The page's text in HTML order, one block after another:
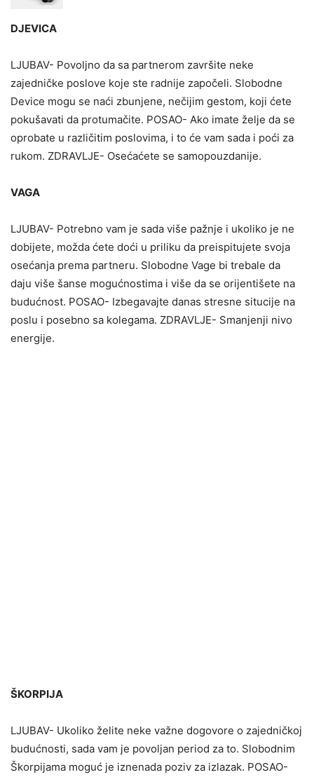
DJEVICA
LJUBAV- Povoljno da sa partnerom završite neke
zajedničke poslove koje ste radnije započeli. Slobodne
Device mogu se naći zbunjene, nečijim gestom, koji ćete
pokušavati da protumačite. POSAO- Ako imate želje da se
oprobate u različitim poslovima, i to će vam sada i poći za
rukom. ZDRAVLJE- Osećaćete se samopouzdanije.
VAGA
LJUBAV- Potrebno vam je sada više pažnje i ukoliko je ne
dobijete, možda ćete doći u priliku da preispitujete svoja
osećanja prema partneru. Slobodne Vage bi trebale da
daju više šanse mogućnostima i više da se orijentišete na
budućnost. POSAO- Izbegavajte danas stresne situcije na
poslu i posebno sa kolegama. ZDRAVLJE- Smanjenji nivo
energije.
ŠKORPIJA
LJUBAV- Ukoliko želite neke važne dogovore o zajedničkoj
budućnosti, sada vam je povoljan period za to. Slobodnim
Škorpijama moguć je iznenada poziv za izlazak. POSAO-